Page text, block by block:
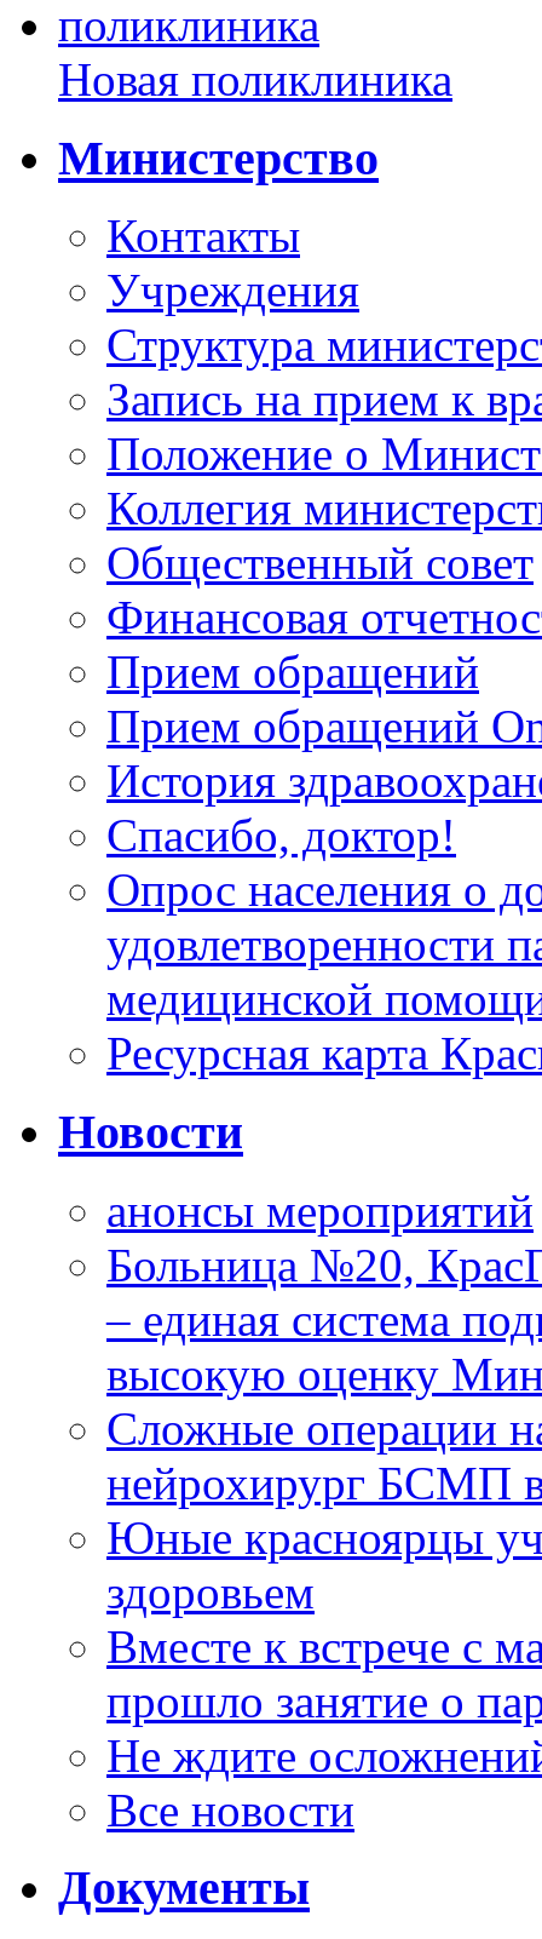
Новая поликлиника
Министерство
Контакты
Учреждения
Структура
Запись на прием к
Положение о
Коллегия
Общественный совет
Финансовая
Прием обращений
Прием обращений
История
Спасибо, доктор!
Опрос населения о
удовлетворенности
медицинской
Ресурсная карта
Новости
анонсы мероприятий
Больница №20,
– единая система
высокую оценку
Сложные операции
нейрохирург БСМП
Юные красноярцы
здоровьем
Вместе к встрече с
прошло занятие о
Не ждите
Все новости
Документы